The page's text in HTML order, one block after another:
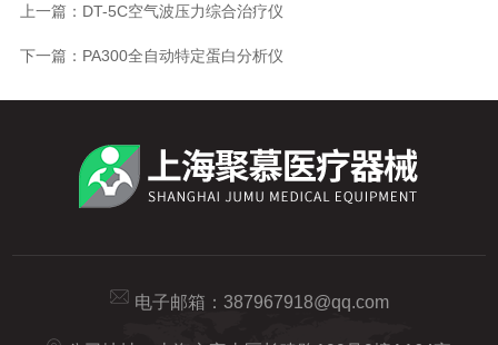
上一篇： DT-5C空气波压力综合治疗仪
下一篇： PA300全自动特定蛋白分析仪
电子邮箱： 387967918@qq.com